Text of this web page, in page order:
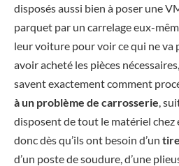
disposés aussi bien à poser une
parquet par un carrelage eux-
leur voiture pour voir ce qui ne va
avoir acheté les pièces
savent exactement comment
à un problème de carrosserie,
disposent de tout le matériel chez
donc dès qu’ils ont besoin d’un
d’un poste de soudure, d’une